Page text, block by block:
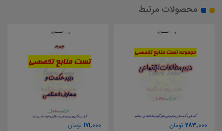
محصولات مرتبط
171,000
63,000